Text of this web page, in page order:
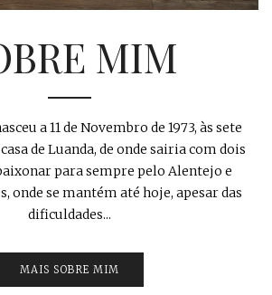
MIM
a 11 de Novembro de 1973, às sete
de Luanda, de onde sairia com dois
para sempre pelo Alentejo e
onde se mantém até hoje, apesar das
dificuldades...
MAIS SOBRE MIM